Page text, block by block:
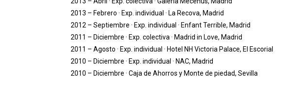
2013 – Febrero · Exp. individual · La Recova, Madrid
2012 – Septiembre · Exp. individual · Enfant Terrible, Madrid
2011 – Diciembre · Exp. colectiva · Madrid in Love, Madrid
2011 – Agosto · Exp. individual · Hotel NH Victoria Palace, El Escorial
2010 – Diciembre · Exp. individual · NAC, Madrid
2010 – Diciembre · Caja de Ahorros y Monte de piedad, Sevilla